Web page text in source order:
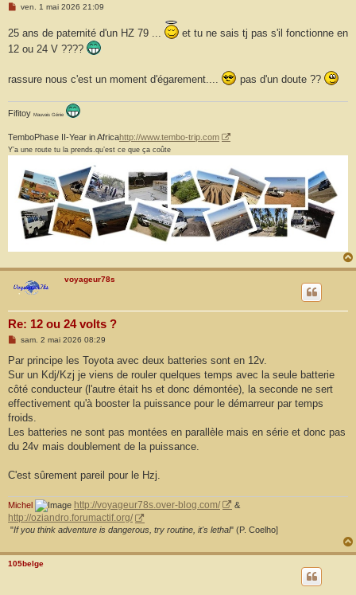
M
s
a
g
ven. 1 mai 2026 21:09
25 ans de paternité d'un HZ 79 ...
et tu ne sais tj pas s'il fonctionne en
12 ou 24 V ????
rassure nous c'est un moment d'égarement.... pas d'un doute ??
Fifitoy Mauvais Génie
TemboPhase II-Year in Africahttp://www.tembo-trip.com
Y’a une route tu la prends.qu’est ce que ça coûte
voyageur78s
Re: 12 ou 24 volts ?
M
s
a
g
sam. 2 mai 2026 08:29
Par principe les Toyota avec deux batteries sont en 12v.
Sur un Kdj/Kzj je viens de rouler quelques temps avec la seule batterie
côté conducteur (l'autre était hs et donc démontée), la seconde ne sert
effectivement qu'à booster la puissance pour le démarreur par temps
froids.
Les batteries ne sont pas montées en parallèle mais en série et donc pas
du 24v mais doublement de la puissance.
C'est sûrement pareil pour le Hzj.
Michel http://voyageur78s.over-blog.com/
&
http://oziandro.forumactif.org/
"If you think adventure is dangerous, try routine, it's lethal" (P. Coelho]
105belge